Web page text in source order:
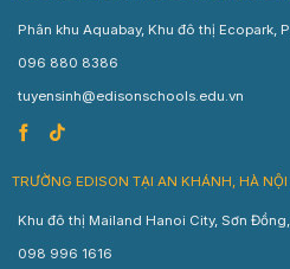
Phân khu Aquabay, Khu đô thị Ecopark,
096 880 8386
tuyensinh@edisonschools.edu.vn
TRƯỜNG EDISON TẠI AN KHÁNH, HÀ NỘI
Khu đô thị Mailand Hanoi City, Sơn
098 996 1616